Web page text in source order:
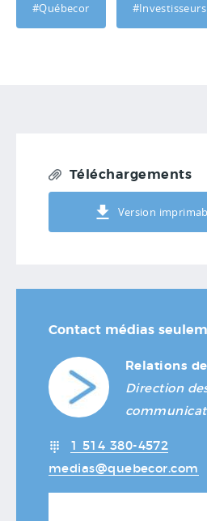
#Québecor #Investisseurs
Téléchargements
Version
Contact médias
Relations
Direction
1 514 380-4572
medias@quebecor.com